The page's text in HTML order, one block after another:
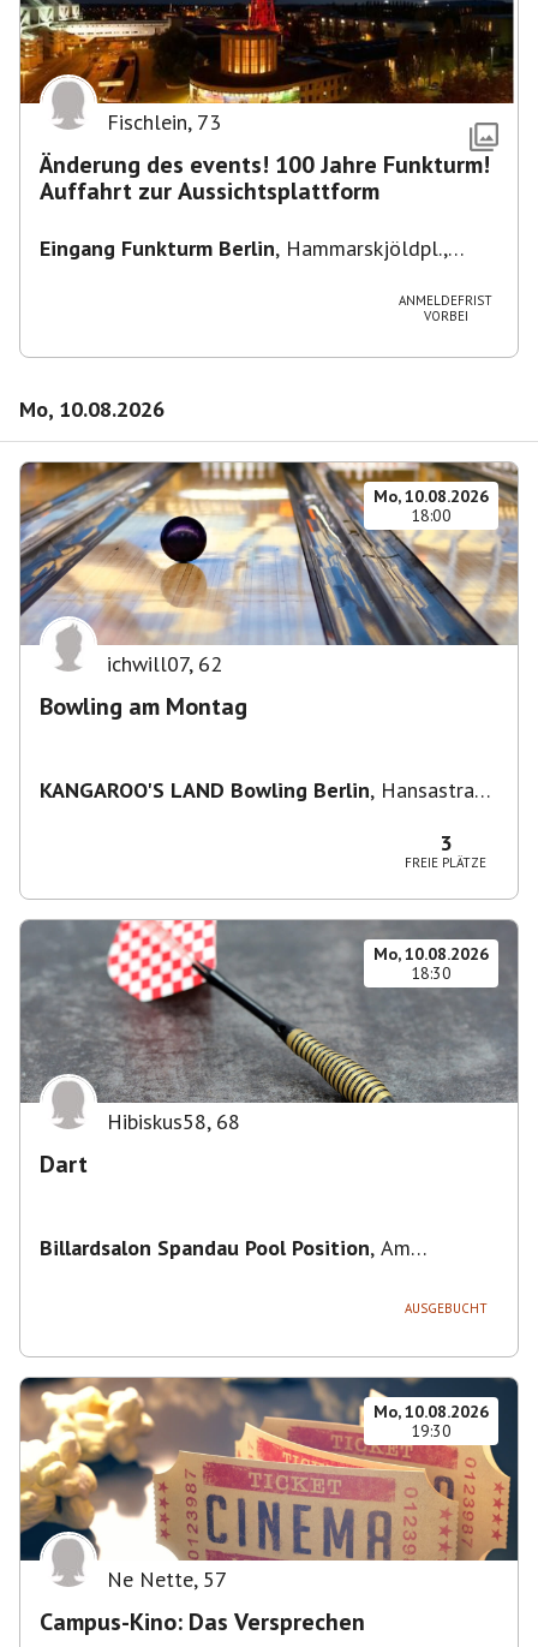
Fischlein, 73
Änderung des events! 100 Jahre Funkturm!
Auffahrt zur Aussichtsplattform
Eingang Funkturm Berlin, Hammarskjöldpl.,
ANMELDEFRIST
VORBEI
Mo, 10.08.2026
Mo, 10.08.2026
18:00
ichwill07, 62
Bowling am Montag
KANGAROO'S LAND Bowling Berlin, Hansastraße
3
FREIE PLÄTZE
Mo, 10.08.2026
18:30
Hibiskus58, 68
Dart
Billardsalon Spandau Pool Position, Am
AUSGEBUCHT
Mo, 10.08.2026
19:30
Ne Nette, 57
Campus-Kino: Das Versprechen